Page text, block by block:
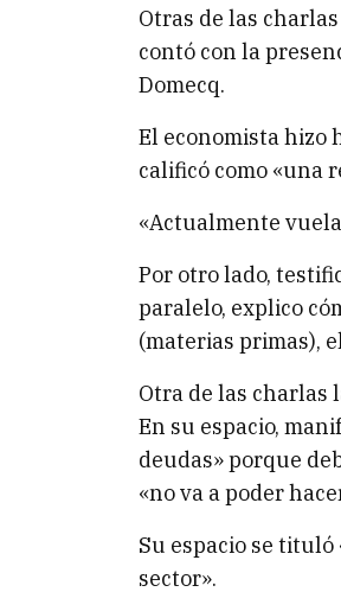
Otras de las
contó con la
Domecq.
El economista hizo
calificó como «una
«Actualmente
Por otro lado,
paralelo, explico
(materias primas),
Otra de las charlas
En su espacio,
deudas» porque
«no va a poder
Su espacio se
sector».